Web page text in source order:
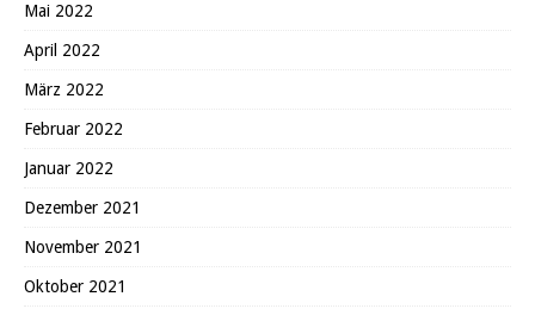
Mai 2022
April 2022
März 2022
Februar 2022
Januar 2022
Dezember 2021
November 2021
Oktober 2021